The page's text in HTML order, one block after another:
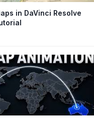
in DaVinci Resolve